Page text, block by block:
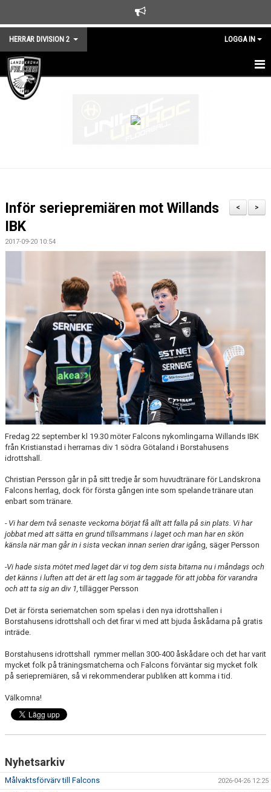
HERRAR DIVISION 2 LOGGA IN
HEM
KONTAKT
>
<
Inför seriepremiären mot Willands
IBK
2017-09-20 10:54
Fredag 22 september kl 19.30 möter Falcons nykomlingarna Willands IBK
från Kristianstad i herrarnas div 1 södra Götaland i Borstahusens
idrottshall.
Christian Persson går in på sitt tredje år som huvudtränare för Landskrona
Falcons herrlag, dock för första gången inte som spelande tränare utan
enbart som tränare.
- Vi har dem två senaste veckorna börjat få allt att falla på sin plats. Vi har
jobbat med att sätta en grund tillsammans i laget och man har en skön
känsla när man går in i sista veckan innan serien drar igång, säger Persson
-Vi hade sista mötet med laget där vi tog dem sista bitarna nu i måndags och
det känns i luften att det är ett lag som är taggade för att jobba för varandra
och att ta sig an div 1,tillägger Persson
Det är första seriematchen som spelas i den nya idrottshallen i
Borstahusens idrottshall och det firar vi med att bjuda åskådarna på gratis
inträde.
Borstahusens idrottshall rymmer mellan 300-400 åskådare och det har varit
mycket folk på träningsmatcherna och Falcons förväntar sig mycket folk
på seriepremiären, så vi rekommenderar publiken att komma i tid.
Välkomna!
Nyhetsarkiv
Målvaktsförvärv till Falcons 2026-04-26 12:25